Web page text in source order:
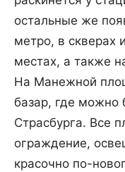
остальные же
метро, в скверах
местах, а также
На Манежной
базар, где можно
Страсбурга. Все
ограждение,
красочно по-